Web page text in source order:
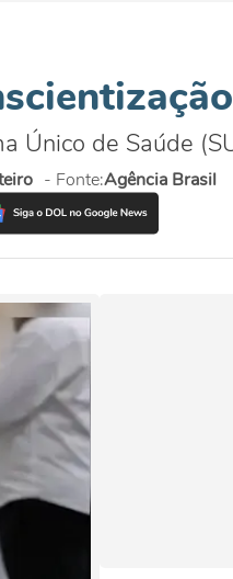
Único de Saúde
- Fonte:Agência Brasil